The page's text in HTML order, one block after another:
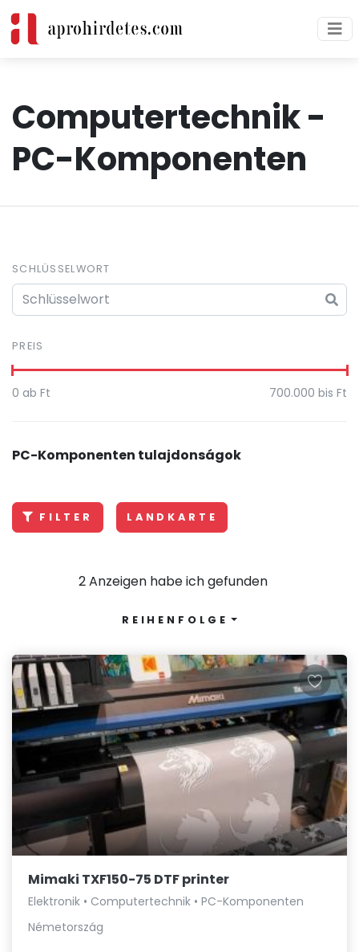
Computertechnik -
PC-Komponenten
SCHLÜSSELWORT
PREIS
0 ab Ft 700.000 bis Ft
PC-Komponenten tulajdonságok
FILTER LANDKARTE
2 Anzeigen habe ich gefunden
REIHENFOLGE
Mimaki TXF150-75 DTF printer
Elektronik • Computertechnik • PC-Komponenten
Németország